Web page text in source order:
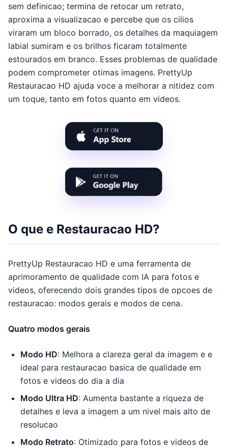
sem definicao; termina de retocar um retrato,
aproxima a visualizacao e percebe que os cilios
viraram um bloco borrado, os detalhes da maquiagem
labial sumiram e os brilhos ficaram totalmente
estourados em branco. Esses problemas de qualidade
podem comprometer otimas imagens. PrettyUp
Restauracao HD ajuda voce a melhorar a nitidez com
um toque, tanto em fotos quanto em videos.
O que e Restauracao HD?
PrettyUp Restauracao HD e uma ferramenta de
aprimoramento de qualidade com IA para fotos e
videos, oferecendo dois grandes tipos de opcoes de
restauracao: modos gerais e modos de cena.
Quatro modos gerais
Modo HD: Melhora a clareza geral da imagem e e
ideal para restauracao basica de qualidade em
fotos e videos do dia a dia
Modo Ultra HD: Aumenta bastante a riqueza de
detalhes e leva a imagem a um nivel mais alto de
resolucao
Modo Retrato: Otimizado para fotos e videos de